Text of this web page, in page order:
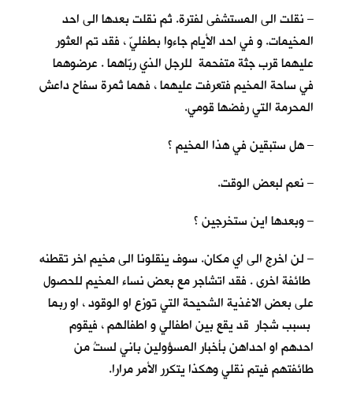
– نقلت الى المستشفى لفترة. ثم نقلت بعدها الى احد
المخيمات. و في احد الأيام جاءوا بطفليّ ، فقد تم العثور
عليهما قرب جثة متفحمة للرجل الذي ربّاهما . عرضوهما
في ساحة المخيم فتعرفت عليهما ، فهما ثمرة سفاح داعش
المحرمة التي رفضها قومي.
– هل ستبقين في هذا المخيم ؟
– نعم لبعض الوقت.
– وبعدها اين ستخرجين ؟
– لن اخرج الى اي مكان. سوف ينقلونا الى مخيم اخر تقطنه
طائفة اخرى . فقد اتشاجر مع بعض نساء المخيم للحصول
على بعض الاغذية الشحيحة التي توزع او الوقود ، او ربما
بسبب شجار قد يقع بين اطفالي و اطفالهم ، فيقوم
احدهم او احداهن بأخبار المسؤولين باني لستُ من
طائفتهم فيتم نقلي وهكذا يتكرر الأمر مرارا.